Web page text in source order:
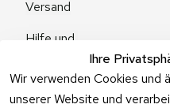
Ihre
Wir verwenden Cookies und
unserer Website und
Versand
Hilfe und
Fragen